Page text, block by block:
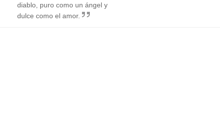
diablo, puro como un ángel y
dulce como el amor.